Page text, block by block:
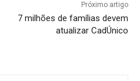
Próximo artigo
7 milhões de famílias devem
atualizar CadÚnico